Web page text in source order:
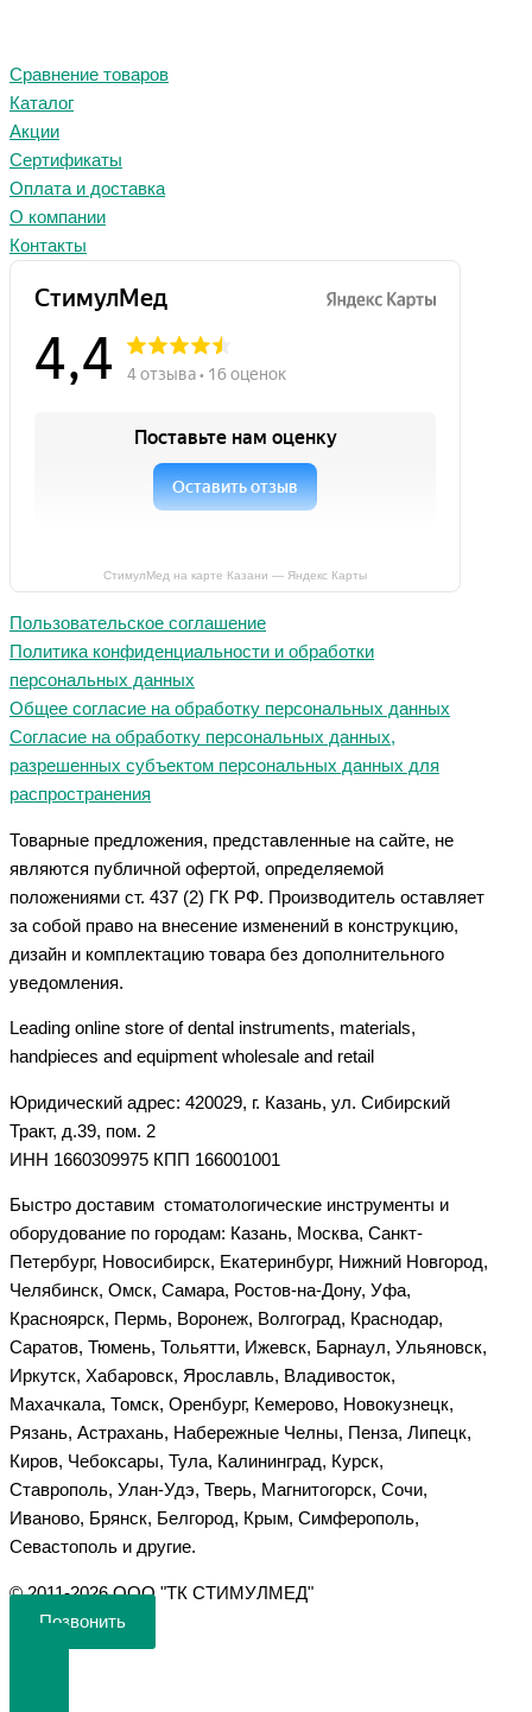
Сравнение товаров
Каталог
Акции
Сертификаты
Оплата и доставка
О компании
Контакты
СтимулМед на карте Казани — Яндекс Карты
Пользовательское соглашение
Политика конфиденциальности и обработки
персональных данных
Общее согласие на обработку персональных данных
Согласие на обработку персональных данных,
разрешенных субъектом персональных данных для
распространения
Товарные предложения, представленные на сайте, не
являются публичной офертой, определяемой
положениями ст. 437 (2) ГК РФ. Производитель оставляет
за собой право на внесение изменений в конструкцию,
дизайн и комплектацию товара без дополнительного
уведомления.
Leading online store of dental instruments, materials,
handpieces and equipment wholesale and retail
Юридический адрес: 420029, г. Казань, ул. Сибирский
Тракт, д.39, пом. 2
ИНН 1660309975 КПП 166001001
Быстро доставим стоматологические инструменты и
оборудование по городам: Казань, Москва, Санкт-
Петербург, Новосибирск, Екатеринбург, Нижний Новгород,
Челябинск, Омск, Самара, Ростов-на-Дону, Уфа,
Красноярск, Пермь, Воронеж, Волгоград, Краснодар,
Саратов, Тюмень, Тольятти, Ижевск, Барнаул, Ульяновск,
Иркутск, Хабаровск, Ярославль, Владивосток,
Махачкала, Томск, Оренбург, Кемерово, Новокузнецк,
Рязань, Астрахань, Набережные Челны, Пенза, Липецк,
Киров, Чебоксары, Тула, Калининград, Курск,
Ставрополь, Улан-Удэ, Тверь, Магнитогорск, Сочи,
Иваново, Брянск, Белгород, Крым, Симферополь,
Севастополь и другие.
©️ 2011-2026 ООО "ТК СТИМУЛМЕД"
Позвонить